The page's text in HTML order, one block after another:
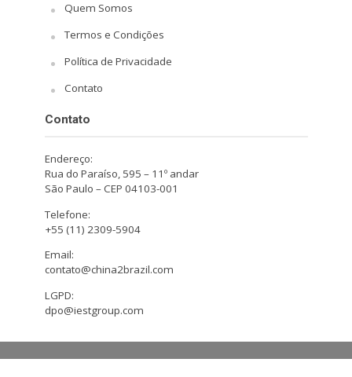
Quem Somos
Termos e Condições
Política de Privacidade
Contato
Contato
Endereço:
Rua do Paraíso, 595 – 11º andar
São Paulo – CEP 04103-001
Telefone:
+55 (11) 2309-5904
Email:
contato@china2brazil.com
LGPD:
dpo@iestgroup.com